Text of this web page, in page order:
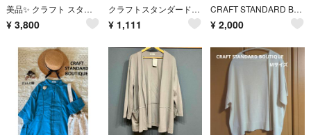
美品✨ クラフト スタンダード ブティック ドロストティアードワンピース インド
¥ 3,800
クラフトスタンダードブティック チェック柄ロングスカート
¥ 1,111
CRAFT STANDARD BOUTIQUE 花柄半袖シャツ 新品
¥ 2,000